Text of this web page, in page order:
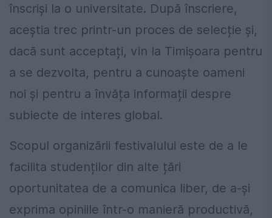
înscriși la o universitate. După înscriere,
aceștia trec printr-un proces de selecție și,
dacă sunt acceptați, vin la Timișoara pentru
a se dezvolta, pentru a cunoaște oameni
noi și pentru a învăța informații despre
subiecte de interes global.
Scopul organizării festivalului este de a le
facilita studenților din alte țări
oportunitatea de a comunica liber, de a-și
exprima opiniile într-o manieră productivă,